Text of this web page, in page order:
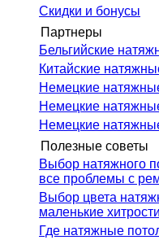
Скидки и бонусы
Партнеры
Бельгийские
Китайские
Немецкие
Немецкие
Немецкие
Полезные советы
Выбор натяжного
все проблемы с
Выбор цвета
маленькие хитрости
Где натяжные